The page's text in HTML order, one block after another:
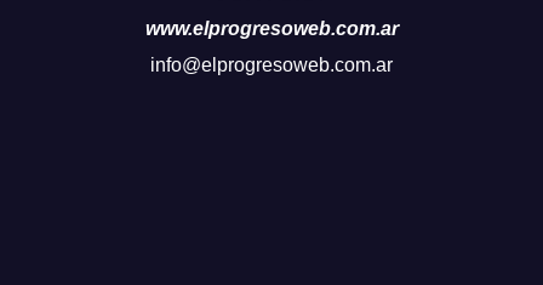
www.elprogresoweb.com.ar
info@elprogresoweb.com.ar